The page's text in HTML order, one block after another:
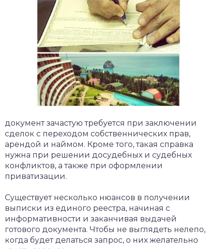
документ зачастую требуется при заключении
сделок с переходом собственнических прав,
арендой и наймом. Кроме того, такая справка
нужна при решении досудебных и судебных
конфликтов, а также при оформлении
приватизации.
Существует несколько нюансов в получении
выписки из единого реестра, начиная с
информативности и заканчивая выдачей
готового документа. Чтобы не выглядеть нелепо,
когда будет делаться запрос, о них желательно